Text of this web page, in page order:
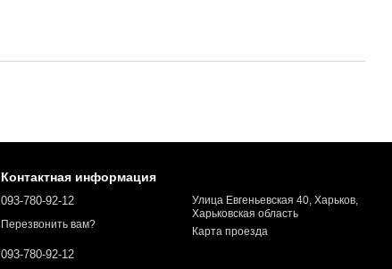
Контактная информация
093-780-92-12
Перезвонить вам?
093-780-92-12
Улица Евгеньевская 40, Харьков,
Харьковская область
Карта проезда